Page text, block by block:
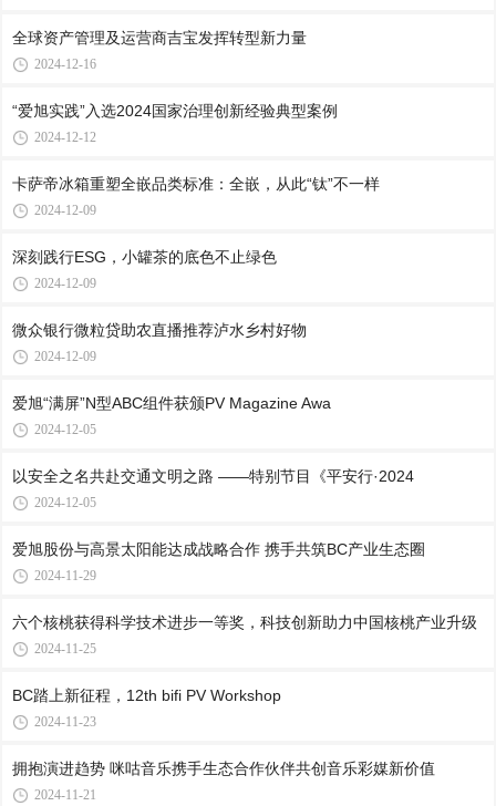
全球资产管理及运营商吉宝发挥转型新力量
2024-12-16
“爱旭实践”入选2024国家治理创新经验典型案例
2024-12-12
卡萨帝冰箱重塑全嵌品类标准：全嵌，从此“钛”不一样
2024-12-09
深刻践行ESG，小罐茶的底色不止绿色
2024-12-09
微众银行微粒贷助农直播推荐泸水乡村好物
2024-12-09
爱旭“满屏”N型ABC组件获颁PV Magazine Awa
2024-12-05
以安全之名共赴交通文明之路 ——特别节目《平安行·2024
2024-12-05
爱旭股份与高景太阳能达成战略合作 携手共筑BC产业生态圈
2024-11-29
六个核桃获得科学技术进步一等奖，科技创新助力中国核桃产业升级
2024-11-25
BC踏上新征程，12th bifi PV Workshop
2024-11-23
拥抱演进趋势 咪咕音乐携手生态合作伙伴共创音乐彩媒新价值
2024-11-21